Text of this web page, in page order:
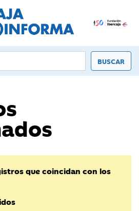
que coincidan con los